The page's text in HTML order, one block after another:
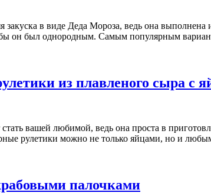
закуска в виде Деда Мороза, ведь она
он был однородным. Самым популярным
из плавленого сыра с
стать вашей любимой, ведь она проста в
рулетики можно не только яйцами, но и
палочками